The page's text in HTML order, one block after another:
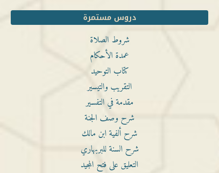
دروس مستمرة
شروط الصلاة
عمدة الأحكام
كتاب التوحيد
التقريب والتيسير
مقدمة في التفسير
شرح وصف الجنة
شرح ألفية ابن مالك
شرح السنة للبربهاري
التعليق على فتح المجيد